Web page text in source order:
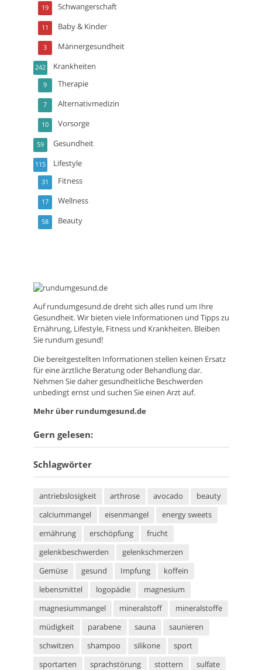
Schwangerschaft
19
Baby & Kinder
11
Männergesundheit
3
Krankheiten
242
Therapie
9
Alternativmedizin
7
Vorsorge
10
Gesundheit
59
Lifestyle
115
Fitness
31
Wellness
17
Beauty
58
Aufrundumgesund.dedreht sich alles rund um Ihre
Gesundheit. Wir bieten viele Informationen und Tipps zu
Ernährung, Lifestyle, Fitness und Krankheiten. Bleiben
Sie rundum gesund!
Die bereitgestellten Informationen stellen keinen Ersatz
für eine ärztliche Beratung oder Behandlung dar.
Nehmen Sie daher gesundheitliche Beschwerden
unbedingt ernst und suchen Sie einen Arzt auf.
Mehr über rundumgesund.de
Gern gelesen:
Schlagwörter
antriebslosigkeit arthrose avocado
beauty
calciummangel
eisenmangel
energy sweets
ernährung
erschöpfung
frucht
gelenkbeschwerden
gelenkschmerzen
Gemüse
gesund Impfung
koffein
lebensmittel
logopädie
magnesium
magnesiummangel
mineralstoff
mineralstoffe
müdigkeit
parabene sauna
saunieren
schwitzen
shampoo silikone
sport
sportarten
sprachstörung stottern sulfate